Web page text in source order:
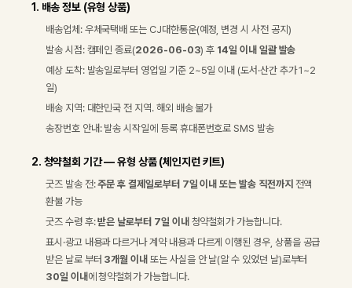
1. 배송 정보 (유형 상품)
배송업체: 우체국택배 또는 CJ대한통운(예정, 변경 시 사전 공지)
발송 시점: 캠페인 종료(2026-06-03) 후 14일 이내 일괄 발송
예상 도착: 발송일로부터 영업일 기준 2~5일 이내 (도서·산간 추가 1~2
일)
배송 지역: 대한민국 전 지역. 해외 배송 불가
송장번호 안내: 발송 시작일에 등록 휴대폰번호로 SMS 발송
2. 청약철회 기간 — 유형 상품 (체인지런 키트)
굿즈 발송 전:주문 후 결제일로부터 7일 이내 또는 발송 직전까지 전액
환불 가능
굿즈 수령 후:받은 날로부터 7일 이내 청약철회가 가능합니다.
표시·광고 내용과 다르거나 계약 내용과 다르게 이행된 경우, 상품을 공급
받은 날로 부터 3개월 이내 또는 사실을 안 날(알 수 있었던 날)로부터
30일 이내 에 청약철회가 가능합니다.